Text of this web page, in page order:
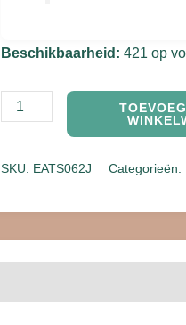
Beschikbaarheid: 421 op
SKU: EATS062J Categorieën: